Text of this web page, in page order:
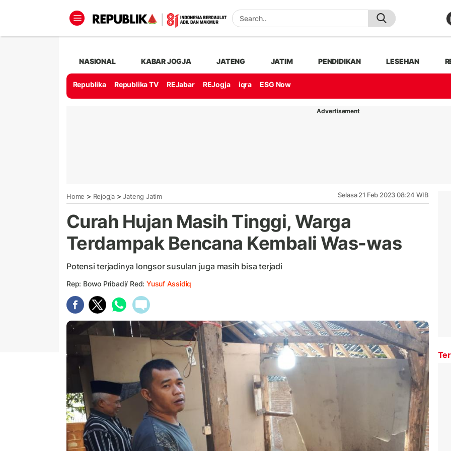
NASIONAL KABAR JOGJA JATENG JATIM PENDIDIKAN LESEHAN
Republika Republika TV REJabar REJogja iqra ESG Now
Advertisement
Home > Rejogja > Jateng Jatim Selasa 21 Feb 2023 08:24 WIB
Curah Hujan Masih Tinggi, Warga
Terdampak Bencana Kembali Was-was
Potensi terjadinya longsor susulan juga masih bisa terjadi
Rep: Bowo Pribadi/ Red: Yusuf Assidiq